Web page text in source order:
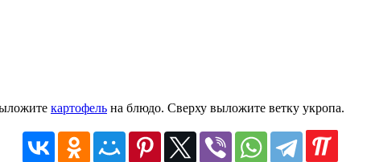
картофель на блюдо. Сверху выложите ветку укропа.